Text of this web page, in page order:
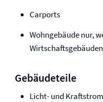
Carports
Wohngebäude nur,
Gebäudeteile
Licht- und